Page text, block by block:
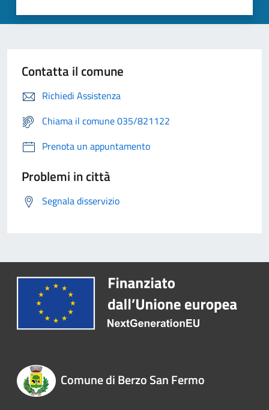
Contatta il comune
Richiedi Assistenza
Chiama il comune 035/821122
Prenota un appuntamento
Problemi in città
Segnala disservizio
Comune di Berzo San Fermo